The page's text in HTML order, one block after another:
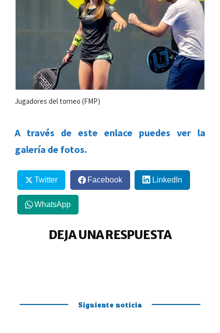
Jugadores del torneo (FMP)
A través de este enlace puedes ver la
galería de fotos.
Twitter Facebook LinkedIn
WhatsApp
DEJA UNA RESPUESTA
Siguiente noticia